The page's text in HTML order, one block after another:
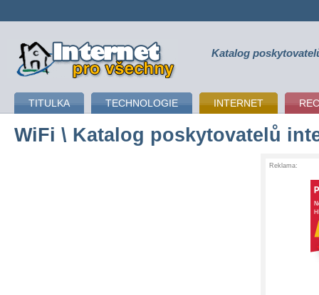
připojení k internetu Katalog
TITULKA TECHNOLOGIE INTERNET
WiFi \ Katalog poskytovatelů
Reklama: